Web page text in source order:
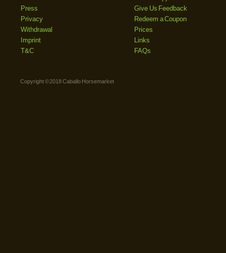
Press
Privacy
Withdrawal
Imprint
T&C
Give Us Feedback
Redeem a Coupon
Prices
Links
FAQs
Copyright © 2018 Caballo Horsemarket